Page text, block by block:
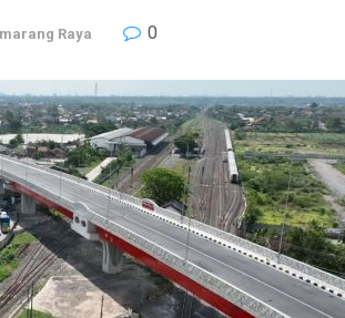
Raya 0